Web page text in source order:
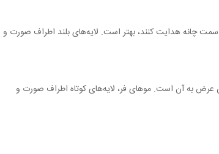
چانه هدایت کنند، بهتر است. لایه‌های بلند اطراف صورت و
به آن است. موهای فر، لایه‌های کوتاه اطراف صورت و